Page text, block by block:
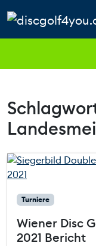
Turniere
Wiener Disc
2021 Bericht